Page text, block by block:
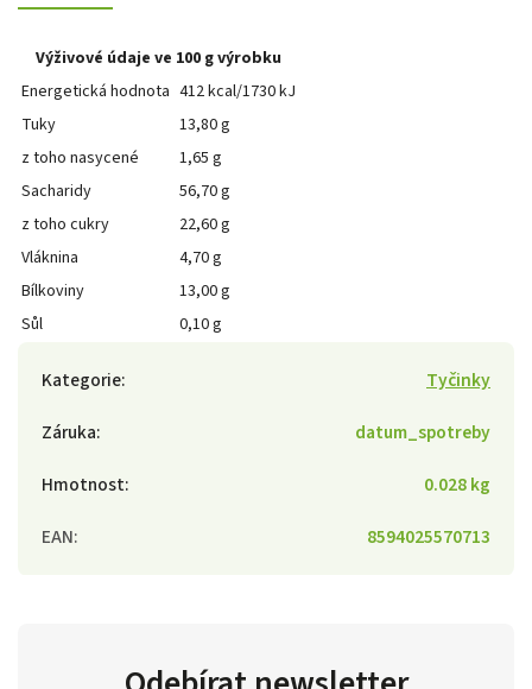
Výživové údaje ve 100 g výrobku
Energetická hodnota 412 kcal/1730 kJ
Tuky
13,80 g
z toho nasycené
1,65 g
Sacharidy
56,70 g
z toho cukry
22,60 g
Vláknina
4,70 g
Bílkoviny
13,00 g
Sůl
0,10 g
Kategorie:
Tyčinky
Záruka:
datum_spotreby
Hmotnost:
0.028 kg
EAN: 8594025570713